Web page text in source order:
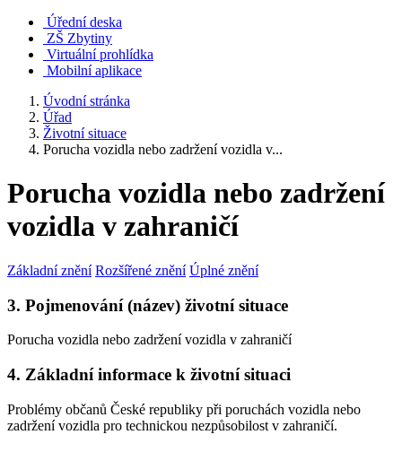
Úřední deska
ZŠ Zbytiny
Virtuální prohlídka
Mobilní aplikace
Úvodní stránka
Úřad
Životní situace
Porucha vozidla nebo zadržení vozidla v...
Porucha vozidla nebo zadržení
vozidla v zahraničí
Základní znění Rozšířené znění Úplné znění
3. Pojmenování (název) životní situace
Porucha vozidla nebo zadržení vozidla v zahraničí
4. Základní informace k životní situaci
Problémy občanů České republiky při poruchách vozidla nebo
zadržení vozidla pro technickou nezpůsobilost v zahraničí.